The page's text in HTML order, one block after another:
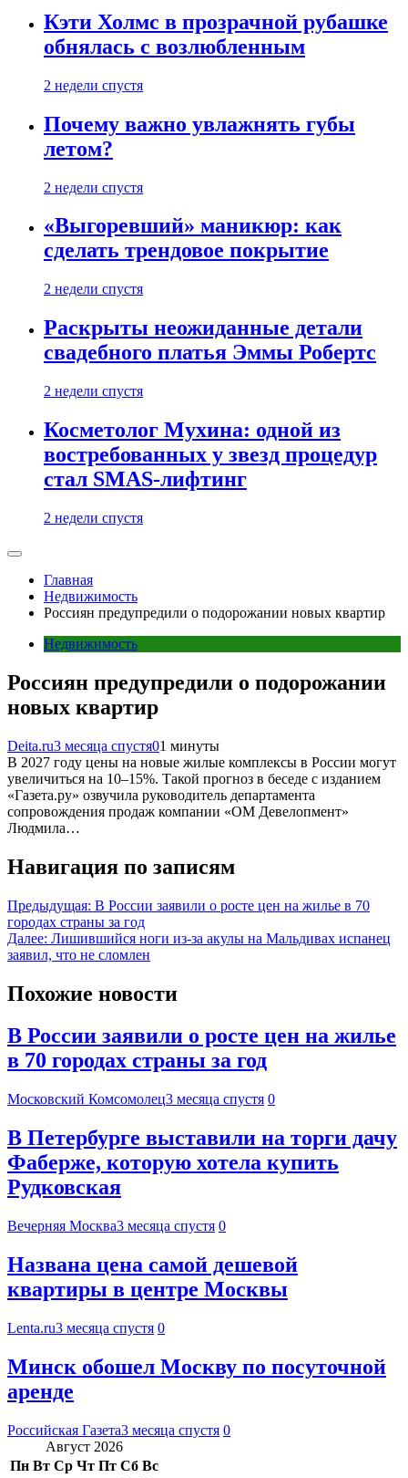
Кэти Холмс в прозрачной рубашке
обнялась с возлюбленным
2 недели спустя
Почему важно увлажнять губы
летом?
2 недели спустя
«Выгоревший» маникюр: как
сделать трендовое покрытие
2 недели спустя
Раскрыты неожиданные детали
свадебного платья Эммы Робертс
2 недели спустя
Косметолог Мухина: одной из
востребованных у звезд процедур
стал SMAS-лифтинг
2 недели спустя
Главная
Недвижимость
Россиян предупредили о подорожании новых квартир
Недвижимость
Россиян предупредили о подорожании
новых квартир
Deita.ru3 месяца спустя01 минуты
В 2027 году цены на новые жилые комплексы в России могут
увеличиться на 10–15%. Такой прогноз в беседе с изданием
«Газета.ру» озвучила руководитель департамента
сопровождения продаж компании «ОМ Девелопмент»
Людмила…
Навигация по записям
Предыдущая: В России заявили о росте цен на жилье в 70
городах страны за год
Далее: Лишившийся ноги из-за акулы на Мальдивах испанец
заявил, что не сломлен
Похожие новости
В России заявили о росте цен на жилье
в 70 городах страны за год
Московский Комсомолец3 месяца спустя 0
В Петербурге выставили на торги дачу
Фаберже, которую хотела купить
Рудковская
Вечерняя Москва3 месяца спустя 0
Названа цена самой дешевой
квартиры в центре Москвы
Lenta.ru3 месяца спустя 0
Минск обошел Москву по посуточной
аренде
Российская Газета3 месяца спустя 0
Август 2026
Пн Вт Ср Чт Пт Сб Вс